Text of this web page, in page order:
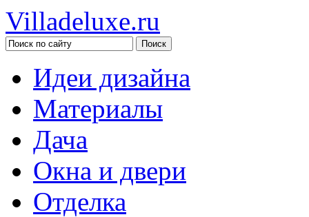
Villadeluxe.ru
Идеи дизайна
Материалы
Дача
Окна и двери
Отделка